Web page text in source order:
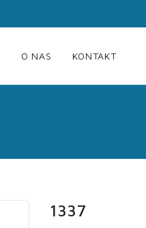
O NAS KONTAKT
1337